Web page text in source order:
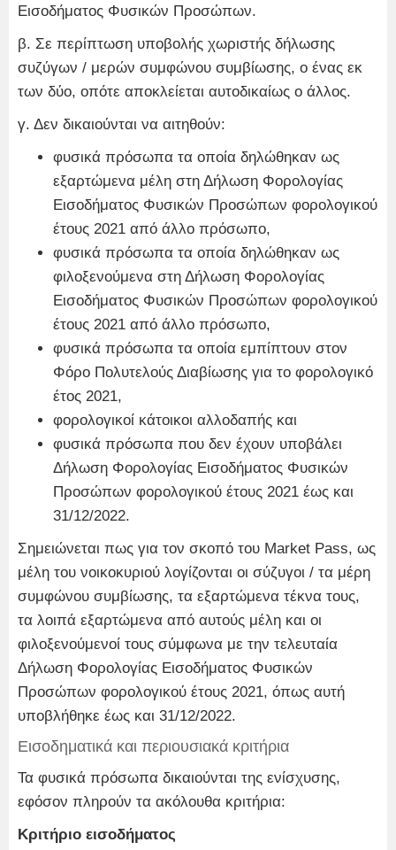
Εισοδήματος Φυσικών Προσώπων.
β. Σε περίπτωση υποβολής χωριστής δήλωσης
συζύγων / μερών συμφώνου συμβίωσης, ο ένας εκ
των δύο, οπότε αποκλείεται αυτοδικαίως ο άλλος.
γ. Δεν δικαιούνται να αιτηθούν:
φυσικά πρόσωπα τα οποία δηλώθηκαν ως
εξαρτώμενα μέλη στη Δήλωση Φορολογίας
Εισοδήματος Φυσικών Προσώπων φορολογικού
έτους 2021 από άλλο πρόσωπο,
φυσικά πρόσωπα τα οποία δηλώθηκαν ως
φιλοξενούμενα στη Δήλωση Φορολογίας
Εισοδήματος Φυσικών Προσώπων φορολογικού
έτους 2021 από άλλο πρόσωπο,
φυσικά πρόσωπα τα οποία εμπίπτουν στον
Φόρο Πολυτελούς Διαβίωσης για το φορολογικό
έτος 2021,
φορολογικοί κάτοικοι αλλοδαπής και
φυσικά πρόσωπα που δεν έχουν υποβάλει
Δήλωση Φορολογίας Εισοδήματος Φυσικών
Προσώπων φορολογικού έτους 2021 έως και
31/12/2022.
Σημειώνεται πως για τον σκοπό του Market Pass, ως
μέλη του νοικοκυριού λογίζονται οι σύζυγοι / τα μέρη
συμφώνου συμβίωσης, τα εξαρτώμενα τέκνα τους,
τα λοιπά εξαρτώμενα από αυτούς μέλη και οι
φιλοξενούμενοί τους σύμφωνα με την τελευταία
Δήλωση Φορολογίας Εισοδήματος Φυσικών
Προσώπων φορολογικού έτους 2021, όπως αυτή
υποβλήθηκε έως και 31/12/2022.
Εισοδηματικά και περιουσιακά κριτήρια
Τα φυσικά πρόσωπα δικαιούνται της ενίσχυσης,
εφόσον πληρούν τα ακόλουθα κριτήρια:
Κριτήριο εισοδήματος